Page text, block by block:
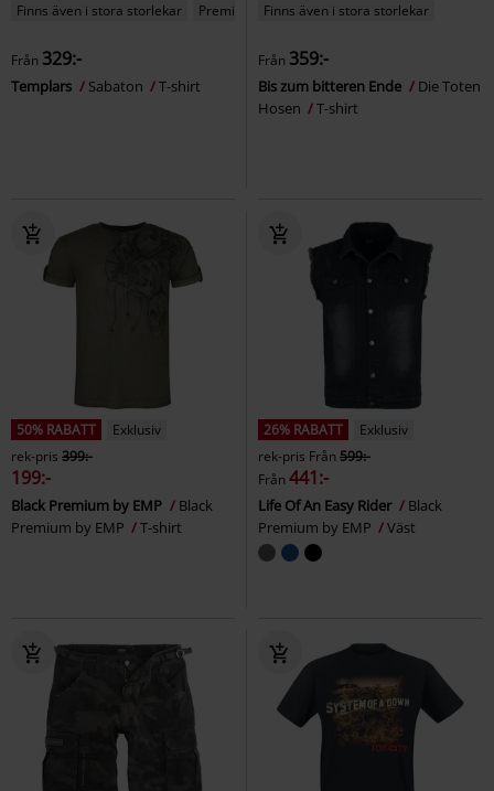
Finns även i stora storlekar Premium
Från 329:-
Templars Sabaton T-shirt
Finns även i stora storlekar
Från 359:-
Bis zum bitteren Ende
Die Toten
Hosen
T-shirt
50% RABATT
Exklusiv
rek-pris 399:-
199:-
Black Premium by EMP
Black
Premium by EMP
T-shirt
26% RABATT
Exklusiv
rek-pris Från599:-
Från441:-
Life Of An Easy Rider
Black
Premium by EMP
Väst